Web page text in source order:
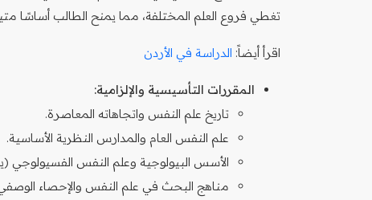
تغطي فروع العلم المختلفة، مما يمنح الطالب أساسًا
اقرأ أيضاً: الدراسة في الأردن
المقررات التأسيسية والإلزامية:
تاريخ علم النفس واتجاهاته المعاصرة.
علم النفس العام والمدارس النظرية الأساسية.
الأسس البيولوجية وعلم النفس الفسيولوجي
مناهج البحث في علم النفس والإحصاء الوصفي